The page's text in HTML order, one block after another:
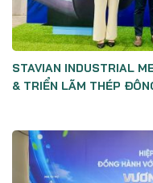
STAVIAN INDUSTRIAL
& TRIỂN LÃM THÉP